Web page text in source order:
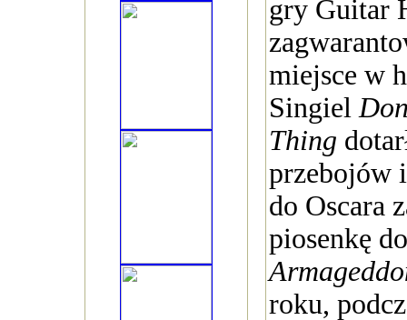
gry Guitar
miejsce w
Singiel
Thing
przebojów
do Oscara
piosenkę
roku,